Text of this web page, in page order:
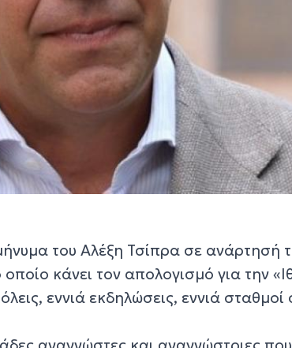
μήνυμα του Αλέξη Τσίπρα σε ανάρτησή
κάνει τον απολογισμό για την
εννιά εκδηλώσεις, εννιά σταθμοί